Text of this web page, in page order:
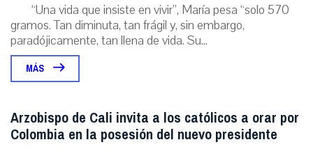
“Una vida que insiste en vivir”, María pesa “solo 570
gramos. Tan diminuta, tan frágil y, sin embargo,
paradójicamente, tan llena de vida. Su...
MÁS
Arzobispo de Cali invita a los católicos a orar por
Colombia en la posesión del nuevo presidente